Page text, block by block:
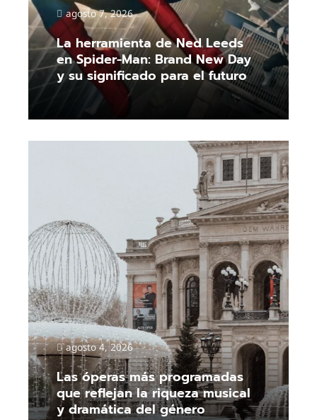
agosto 7, 2026
La herramienta de Ned Leeds
en Spider-Man: Brand New Day
y su significado para el futuro
agosto 4, 2026
Las óperas más programadas
que reflejan la riqueza musical
y dramática del género